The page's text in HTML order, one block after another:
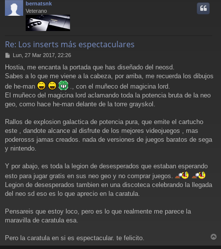
bernatsnk
Veterano
Re: Los inserts más espectaculares
M
n
s
a
e
Lun, 27 Mar 2017, 22:26
Hostia, me encanta la portada que has diseñado del neosd.
Sabes a lo que me viene a la cabeza, por arriba, me recuerda los dibujos
de he-man
., con el muñeco del magicina lord.
El muñeco del magicina lord aclamando toda la potencia bruta de la neo
geo, como hace he-man delante de la torre grayskol.
Rallos de explosion galactica de potencia pura, que emite el cartucho
este , dandote alcance al disfrute de los mejores videojuegos , mas
poderosss jamas creados. nada de versiones de juegos baratos de sega
y nintendo.
Y por abajo, es toda la legion de desesperados que estaban esperando
esto para jugar gratis en sus neo geo y no comprar juegos.
Legion de desesperados tambien en una discoteca celebrando la llegada
del neo sd eso es lo que aprecio en la caratula.
Pensareis que estoy loco, pero es lo que realmente me parece la
maravilla de caratula esa.
Pero la caratula en si es espectacular. te felicito.
r